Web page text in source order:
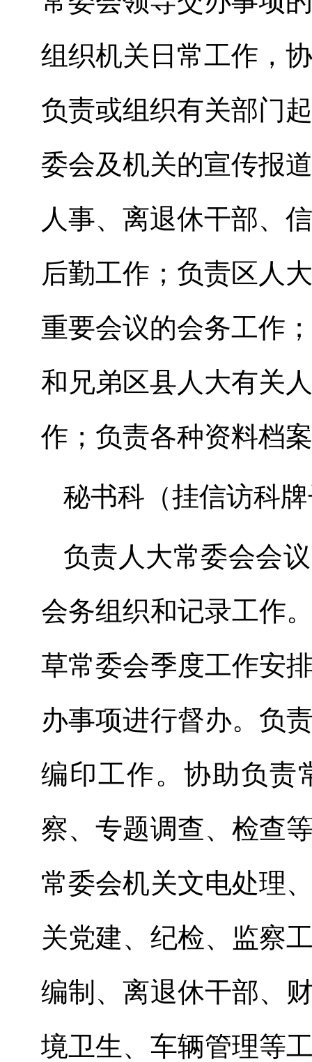
组织机关日常工作，
负责或组织有关部门
委会及机关的宣传报
人事、离退休干部、
后勤工作；负责区人
重要会议的会务工作
和兄弟区县人大有关
作；负责各种资料档
秘书科（挂信访科
负责人大常委会会
会务组织和记录工作
草常委会季度工作安
办事项进行督办。负
编印工作。 协助负责
察、专题调查、检查
常委会机关文电处理
关党建、纪检、监察
编制 、离退休干部、
境卫生、 车辆管理等